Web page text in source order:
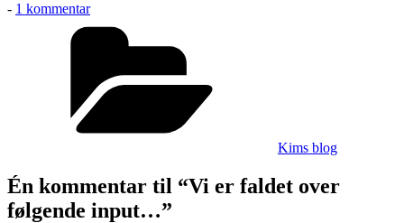
- 1 kommentartil
Vi
følgende
input…
Kims blog
Én kommentar til “Vi er faldet over
følgende input…”